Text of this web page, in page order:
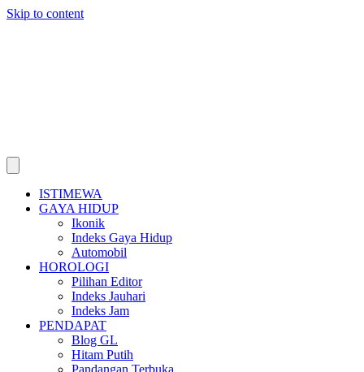
Skip to content
ISTIMEWA
GAYA HIDUP
Ikonik
Indeks Gaya Hidup
Automobil
HOROLOGI
Pilihan Editor
Indeks Jauhari
Indeks Jam
PENDAPAT
Blog GL
Hitam Putih
Pandangan Terbuka